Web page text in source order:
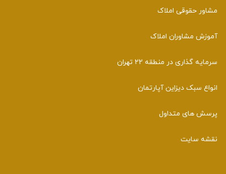
مشاور حقوقی املاک
آموزش مشاوران املاک
سرمایه گذاری در منطقه 22 تهران
انواع سبک دیزاین آپارتمان
پرسش های متداول
نقشه سایت